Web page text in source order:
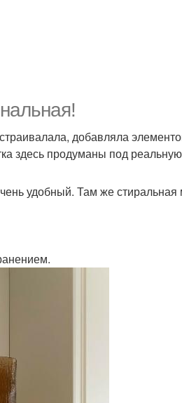
добавляла
здесь продуманы под
удобный. Там же